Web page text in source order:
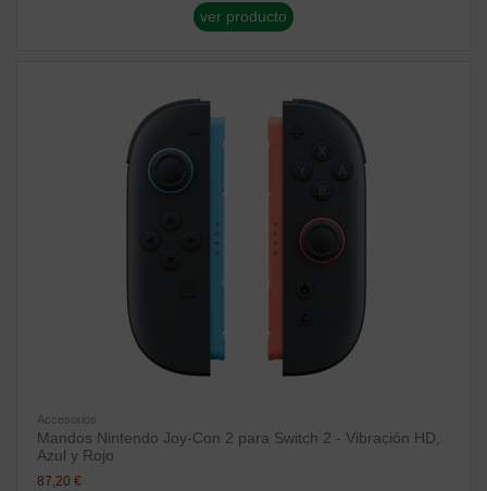
ver producto
Accesorios
Mandos Nintendo Joy-Con 2 para Switch 2 - Vibración HD,
Azul y Rojo
87,20 €